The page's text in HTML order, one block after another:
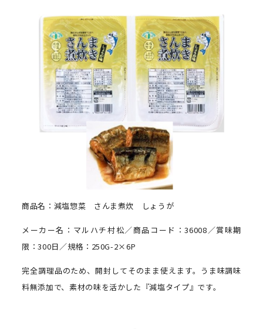
商品名：減塩惣菜 さんま煮炊 しょうが
メーカー名：マルハチ村松／商品コード：36008／賞味期
限：300日／規格：250G-2×6P
完全調理品のため、開封してそのまま使えます。うま味調味
料無添加で、素材の味を活かした『減塩タイプ』です。